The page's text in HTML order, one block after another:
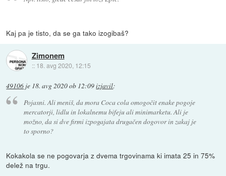
Kaj pa je tisto, da se ga tako izogibaš?
Zimonem
:: 18. avg 2020, 12:15
49106 je 18. avg 2020 ob 12:09izjavil:
Pojasni. Ali meniš, da mora Coca cola omogočit enake pogoje
mercatorji, lidlu in lokalnemu bifeju ali minimarketu. Ali je
možno, da si dve firmi izpogajata drugačen dogovor in zakaj je
to sporno?
Kokakola se ne pogovarja z dvema trgovinama ki imata 25 in 75%
delež na trgu.